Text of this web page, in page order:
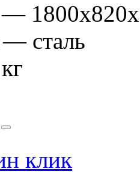
—
сталь
клик